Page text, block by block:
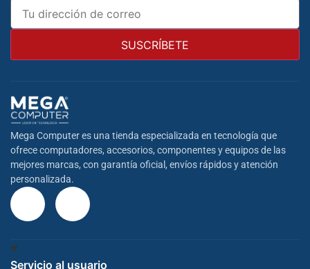
Mega Computer es una tienda especializada en tecnología que
ofrece computadores, accesorios, componentes y equipos de las
mejores marcas, con garantía oficial, envíos rápidos y atención
personalizada.
Servicio al usuario